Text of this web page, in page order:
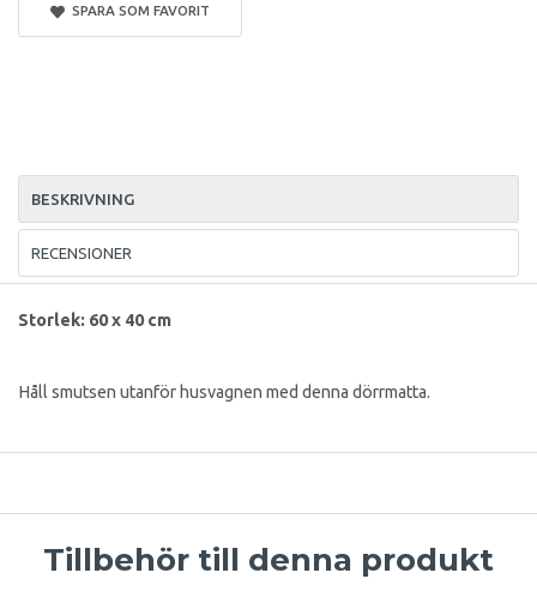
SPARA SOM FAVORIT
BESKRIVNING
RECENSIONER
Storlek: 60 x 40 cm
Håll smutsen utanför husvagnen med denna dörrmatta.
Tillbehör till denna produkt